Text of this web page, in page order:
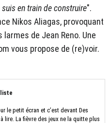
en train de construire".
Nikos Aliagas, provoquant
de Jean Reno. Une
vous propose de (re)voir.
le petit écran et c’est devant Des
lire. La fièvre des jeux ne la quitte plus